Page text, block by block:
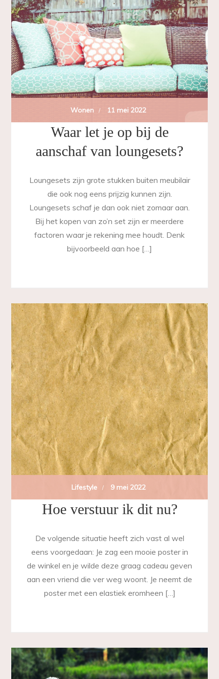
Wonen 11 mei 2022
Waar let je op bij de
aanschaf van loungesets?
Loungesets zijn grote stukken buiten meubilair
die ook nog eens prijzig kunnen zijn.
Loungesets schaf je dan ook niet zomaar aan.
Bij het kopen van zo’n set zijn er meerdere
factoren waar je rekening mee houdt. Denk
bijvoorbeeld aan hoe […]
Lifestyle 9 mei 2022
Hoe verstuur ik dit nu?
De volgende situatie heeft zich vast al wel
eens voorgedaan: Je zag een mooie poster in
de winkel en je wilde deze graag cadeau geven
aan een vriend die ver weg woont. Je neemt de
poster met een elastiek eromheen […]